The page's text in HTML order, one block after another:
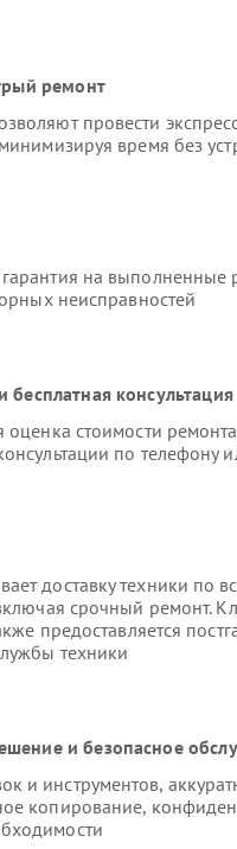
ремонт
провести
время без
на выполненные
неисправностей
консультация
стоимости
по телефону
доставку техники по
срочный ремонт.
предоставляется
техники
и безопасное
и инструментов,
копирование,